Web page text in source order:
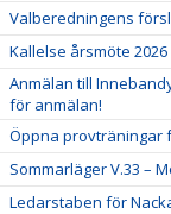
Valberedningens
Kallelse årsmöte 2026
Anmälan till
för anmälan!
Öppna provträningar
Sommarläger V.33 –
Ledarstaben för Nacka